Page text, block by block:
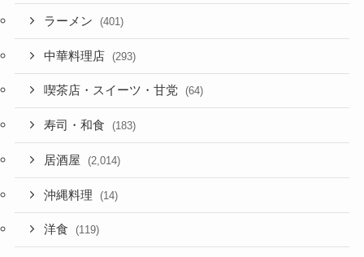
ラーメン (401)
中華料理店 (293)
喫茶店・スイーツ・甘党 (64)
寿司・和食 (183)
居酒屋 (2,014)
沖縄料理 (14)
洋食 (119)